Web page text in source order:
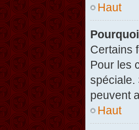
Haut
Certains
Pour les
spéciale.
peuvent
Haut